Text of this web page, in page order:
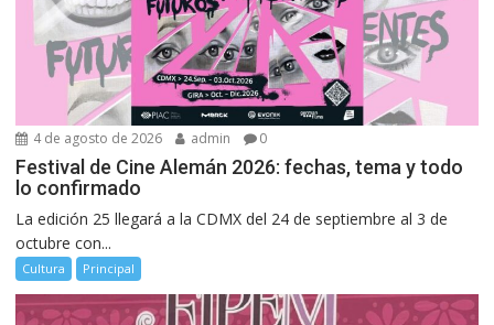
4 de agosto de 2026 admin 0
Festival de Cine Alemán 2026: fechas, tema y todo
lo confirmado
La edición 25 llegará a la CDMX del 24 de septiembre al 3 de
octubre con...
Cultura Principal